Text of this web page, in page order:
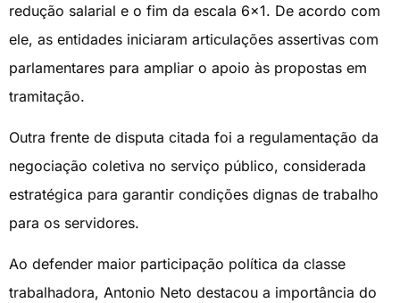
redução salarial e o fim da escala 6×1. De acordo com
ele, as entidades iniciaram articulações assertivas com
parlamentares para ampliar o apoio às propostas em
tramitação.
Outra frente de disputa citada foi a regulamentação da
negociação coletiva no serviço público, considerada
estratégica para garantir condições dignas de trabalho
para os servidores.
Ao defender maior participação política da classe
trabalhadora, Antonio Neto destacou a importância do